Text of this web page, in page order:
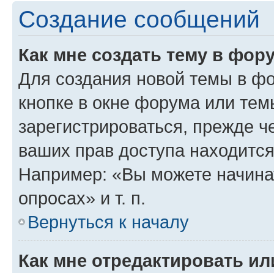
Создание сообщений
Как мне создать тему в
Для создания новой темы в
кнопке в окне форума или
зарегистрироваться, прежде
ваших прав доступа
Например: «Вы можете
опросах» и т. п.
Вернуться к началу
Как мне отредактировать